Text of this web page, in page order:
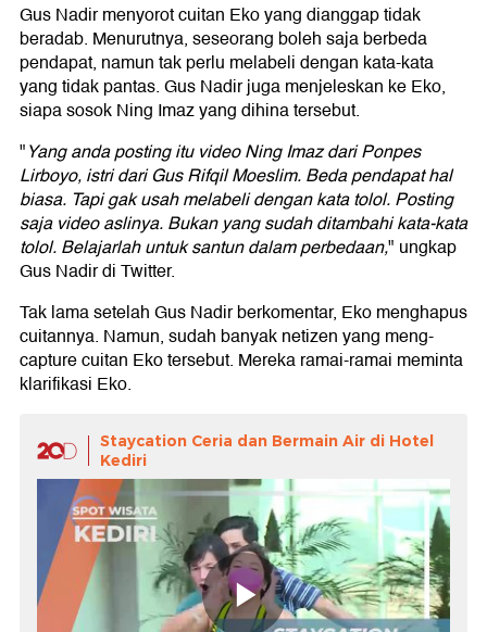
Gus Nadir menyorot cuitan Eko yang dianggap tidak
beradab. Menurutnya, seseorang boleh saja berbeda
pendapat, namun tak perlu melabeli dengan kata-kata
yang tidak pantas. Gus Nadir juga menjeleskan ke Eko,
siapa sosok Ning Imaz yang dihina tersebut.
"Yang anda posting itu video Ning Imaz dari Ponpes
Lirboyo, istri dari Gus Rifqil Moeslim. Beda pendapat hal
biasa. Tapi gak usah melabeli dengan kata tolol. Posting
saja video aslinya. Bukan yang sudah ditambahi kata-kata
tolol. Belajarlah untuk santun dalam perbedaan," ungkap
Gus Nadir di Twitter.
Tak lama setelah Gus Nadir berkomentar, Eko menghapus
cuitannya. Namun, sudah banyak netizen yang meng-
capture cuitan Eko tersebut. Mereka ramai-ramai meminta
klarifikasi Eko.
Staycation Ceria dan Bermain Air di Hotel
Kediri